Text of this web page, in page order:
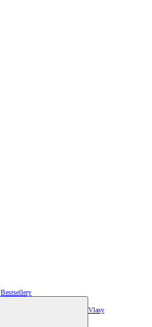
Bestsellery
Vlasy